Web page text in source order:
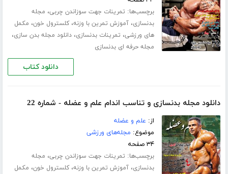
برچسب‌ها: تمرینات جهت سوزاندن چربی، مجله
بدنسازی،آموزش تمرین با وزنه،کلسترول خون، مکمل
های ورزشی، تمرینات بدنسازی،دانلود مجله بدن سازی،
مجله حرفه ای بدنسازی
دانلود کتاب
دانلود مجله بدنسازی و تناسب اندام علم و عضله - شماره 22
از: علم و عضله
موضوع: مجله‌های ورزشی
۳۴ صفحه
برچسب‌ها: تمرینات جهت سوزاندن چربی، مجله
بدنسازی،آموزش تمرین با وزنه،کلسترول خون، مکمل